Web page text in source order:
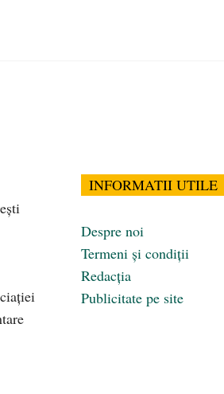
INFORMATII UTILE
Despre noi
Termeni și condiții
Redacția
Publicitate pe site